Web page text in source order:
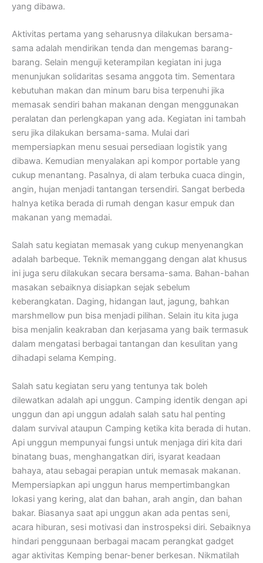
yang dibawa.
Aktivitas pertama yang seharusnya dilakukan bersama-
sama adalah mendirikan tenda dan mengemas barang-
barang. Selain menguji keterampilan kegiatan ini juga
menunjukan solidaritas sesama anggota tim. Sementara
kebutuhan makan dan minum baru bisa terpenuhi jika
memasak sendiri bahan makanan dengan menggunakan
peralatan dan perlengkapan yang ada. Kegiatan ini tambah
seru jika dilakukan bersama-sama. Mulai dari
mempersiapkan menu sesuai persediaan logistik yang
dibawa. Kemudian menyalakan api kompor portable yang
cukup menantang. Pasalnya, di alam terbuka cuaca dingin,
angin, hujan menjadi tantangan tersendiri. Sangat berbeda
halnya ketika berada di rumah dengan kasur empuk dan
makanan yang memadai.
Salah satu kegiatan memasak yang cukup menyenangkan
adalah barbeque. Teknik memanggang dengan alat khusus
ini juga seru dilakukan secara bersama-sama. Bahan-bahan
masakan sebaiknya disiapkan sejak sebelum
keberangkatan. Daging, hidangan laut, jagung, bahkan
marshmellow pun bisa menjadi pilihan. Selain itu kita juga
bisa menjalin keakraban dan kerjasama yang baik termasuk
dalam mengatasi berbagai tantangan dan kesulitan yang
dihadapi selama Kemping.
Salah satu kegiatan seru yang tentunya tak boleh
dilewatkan adalah api unggun. Camping identik dengan api
unggun dan api unggun adalah salah satu hal penting
dalam survival ataupun Camping ketika kita berada di hutan.
Api unggun mempunyai fungsi untuk menjaga diri kita dari
binatang buas, menghangatkan diri, isyarat keadaan
bahaya, atau sebagai perapian untuk memasak makanan.
Mempersiapkan api unggun harus mempertimbangkan
lokasi yang kering, alat dan bahan, arah angin, dan bahan
bakar. Biasanya saat api unggun akan ada pentas seni,
acara hiburan, sesi motivasi dan instrospeksi diri. Sebaiknya
hindari penggunaan berbagai macam perangkat gadget
agar aktivitas Kemping benar-bener berkesan. Nikmatilah